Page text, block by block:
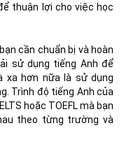
thuận lợi cho việc học
cần chuẩn bị và hoàn
sử dụng tiếng Anh để
xa hơn nữa là sử dụng
Trình độ tiếng Anh của
hoặc TOEFL mà bạn
theo từng trường và